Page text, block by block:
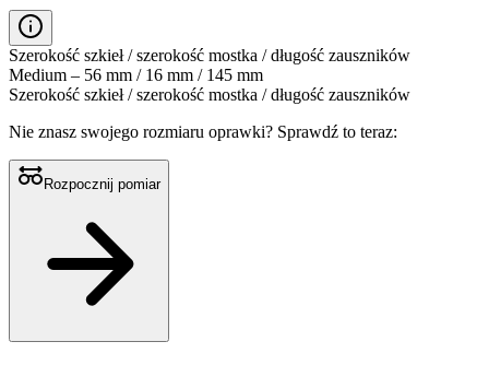
Szerokość szkieł / szerokość mostka / długość zauszników
Medium – 56 mm / 16 mm / 145 mm
Szerokość szkieł / szerokość mostka / długość zauszników
Nie znasz swojego rozmiaru oprawki? Sprawdź to teraz:
Rozpocznij pomiar